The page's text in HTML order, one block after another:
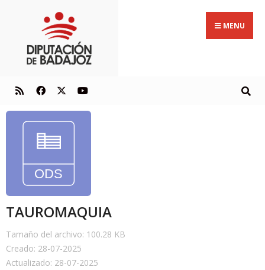
MENU
TAUROMAQUIA
Tamaño del archivo: 100.28 KB
Creado: 28-07-2025
Actualizado: 28-07-2025